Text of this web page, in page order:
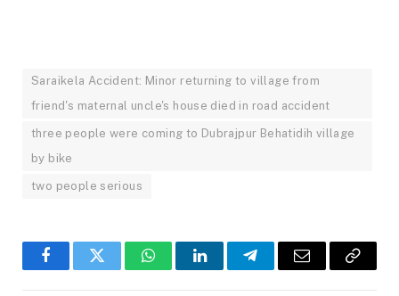
Saraikela Accident: Minor returning to village from
friend's maternal uncle's house died in road accident
three people were coming to Dubrajpur Behatidih village
by bike
two people serious
FacebookTwitter WhatsAppLinkedInTelegramEmail
Copy